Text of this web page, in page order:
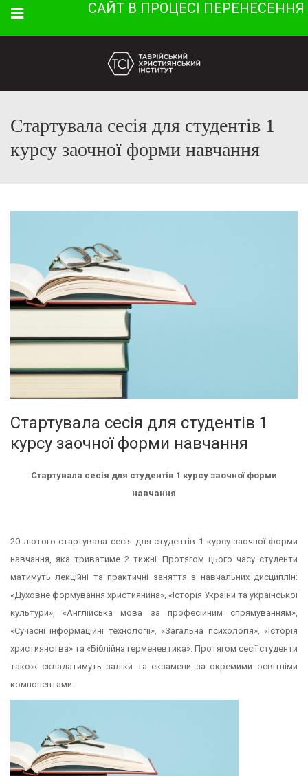
Menu САЙТ В ПРОЦЕСІ ПЕРЕНЕСЕННЯ
Стартувала сесія для студентів 1
курсу заочної форми навчання
Стартувала сесія для студентів 1
курсу заочної форми навчання
Стартувала сесія для студентів 1 курсу заочної форми
навчання
20 лютого стартувала сесія для студентів 1 курсу заочної форми
навчання, яка триватиме 2 тижні. Протягом цього часу студенти
матимуть лекційні та практичні заняття з навчальних дисциплін:
«Духовне формування християнина», «Історія України та української
культури», «Англійська мова за професійним спрямуванням»,
«Сучасні інформаційні технології», «Загальна психологія», «Історія
християнства» та «Біблійна герменевтика». Протягом сесії студенти
також складатимуть заліки та екзамени за окремими освітніми
компонентами.